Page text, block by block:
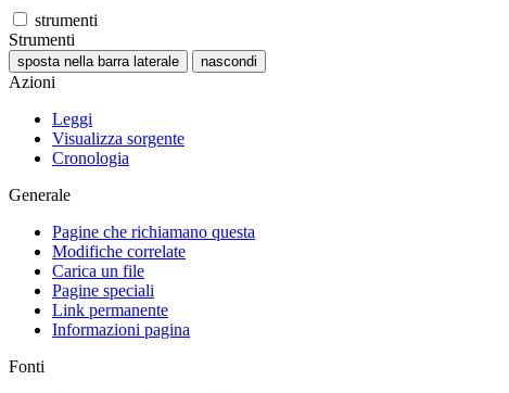
strumenti
Strumenti
sposta nella barra laterale nascondi
Azioni
Leggi
Visualizza sorgente
Cronologia
Generale
Pagine che richiamano questa
Modifiche correlate
Carica un file
Pagine speciali
Link permanente
Informazioni pagina
Fonti